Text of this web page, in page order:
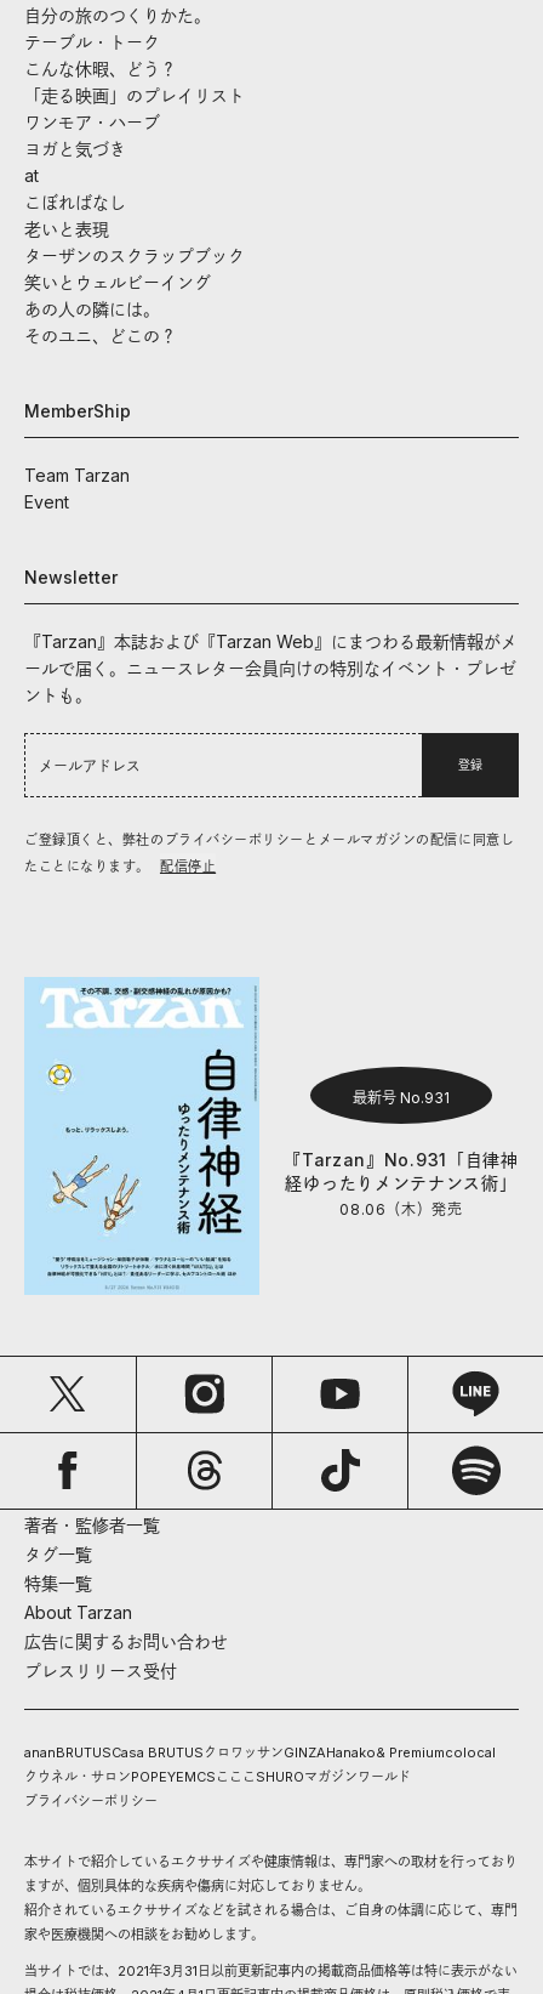
自分の旅のつくりかた。
テーブル・トーク
こんな休暇、どう？
「走る映画」のプレイリスト
ワンモア・ハーブ
ヨガと気づき
at
こぼればなし
老いと表現
ターザンのスクラップブック
笑いとウェルビーイング
あの人の隣には。
そのユニ、どこの？
MemberShip
Team Tarzan
Event
Newsletter
『Tarzan』本誌および『Tarzan Web』にまつわる最新情報がメ
ールで届く。ニュースレター会員向けの特別なイベント・プレゼ
ントも。
登録
ご登録頂くと、弊社のプライバシーポリシーとメールマガジンの配信に同意し
たことになります。
配信停止
最新号 No.931
『Tarzan』No.931「自律神
経ゆったりメンテナンス術」
08.06（木）発売
著者・監修者一覧
タグ一覧
特集一覧
About Tarzan
広告に関するお問い合わせ
プレスリリース受付
ananBRUTUSCasa BRUTUS クロワッサンGINZAHanako& Premiumcolocal
クウネル・サロンPOPEYEMCS こここ SHUROマガジンワールド
プライバシーポリシー
本サイトで紹介しているエクササイズや健康情報は、専門家への取材を行っており
ますが、個別具体的な疾病や傷病に対応しておりません。
紹介されているエクササイズなどを試される場合は、ご自身の体調に応じて、専門
家や医療機関への相談をお勧めします。
当サイトでは、2021年3月31日以前更新記事内の掲載商品価格等は特に表示がない